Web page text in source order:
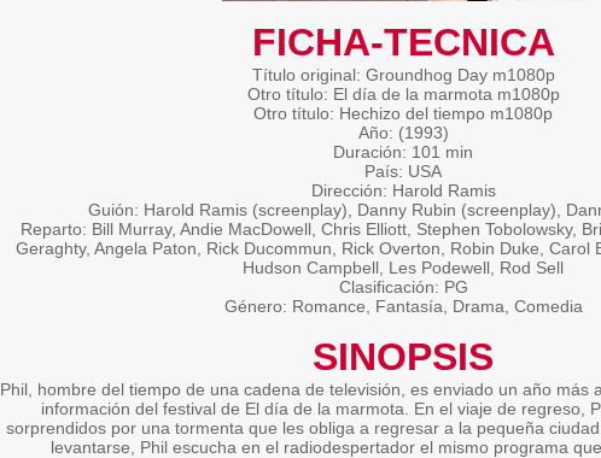
FICHA-TECNICA
Título original: Groundhog Day m1080p
Otro título: El día de la marmota m1080p
Otro título: Hechizo del tiempo m1080p
Año: (1993)
Duración: 101 min
País: USA
Dirección: Harold Ramis
Guión: Harold Ramis (screenplay), Danny Rubin (screenplay),
Reparto: Bill Murray, Andie MacDowell, Chris Elliott, Stephen Tobolowsky,
Geraghty, Angela Paton, Rick Ducommun, Rick Overton, Robin Duke, Carol
Hudson Campbell, Les Podewell, Rod Sell
Clasificación: PG
Género: Romance, Fantasía, Drama, Comedia
SINOPSIS
Phil, hombre del tiempo de una cadena de televisión, es enviado un año más
información del festival de El día de la marmota. En el viaje de regreso,
sorprendidos por una tormenta que les obliga a regresar a la pequeña
levantarse, Phil escucha en el radiodespertador el mismo programa